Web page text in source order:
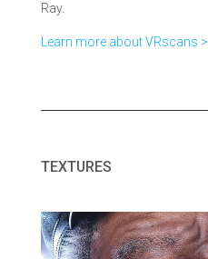
Ray.
Learn more about VRscans >
TEXTURES